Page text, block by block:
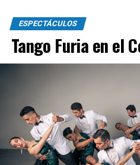
sobre. Para mas información
sapp 2236104302
ESPECTÁCULOS
Tango Furia en el